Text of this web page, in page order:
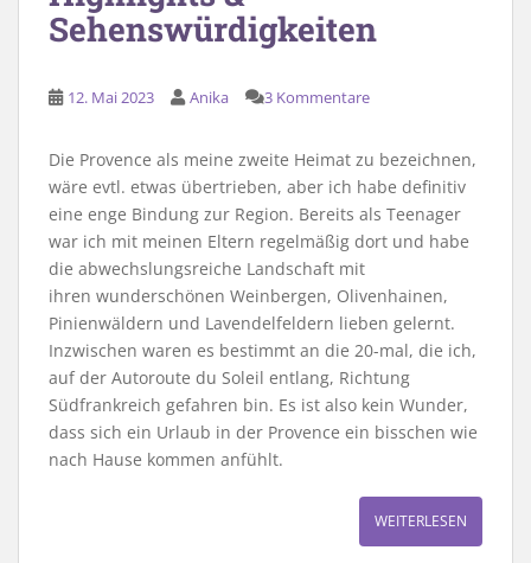
Sehenswürdigkeiten
12. Mai 2023 Anika 3 Kommentare
Die Provence als meine zweite Heimat zu bezeichnen,
wäre evtl. etwas übertrieben, aber ich habe definitiv
eine enge Bindung zur Region. Bereits als Teenager
war ich mit meinen Eltern regelmäßig dort und habe
die abwechslungsreiche Landschaft mit
ihren wunderschönen Weinbergen, Olivenhainen,
Pinienwäldern und Lavendelfeldern lieben gelernt.
Inzwischen waren es bestimmt an die 20-mal, die ich,
auf der Autoroute du Soleil entlang, Richtung
Südfrankreich gefahren bin. Es ist also kein Wunder,
dass sich ein Urlaub in der Provence ein bisschen wie
nach Hause kommen anfühlt.
WEITERLESEN